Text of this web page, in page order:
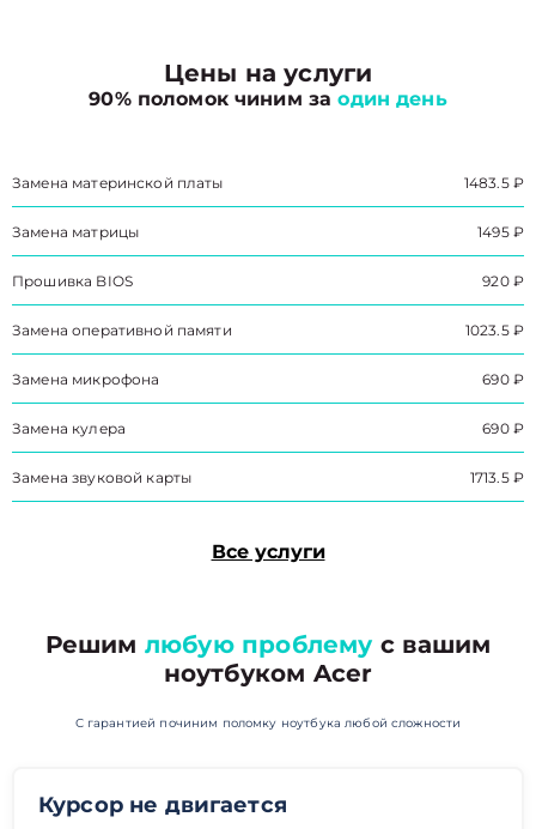
Цены на услуги
90% поломок чиним заодин день
Замена материнской платы 1483.5 ₽
Замена матрицы 1495 ₽
Прошивка BIOS 920 ₽
Замена оперативной памяти 1023.5 ₽
Замена микрофона 690 ₽
Замена кулера 690 ₽
Замена звуковой карты 1713.5 ₽
Все услуги
Решим любую проблему с вашим
ноутбуком Acer
С гарантией починим поломку ноутбука любой сложности
Курсор не двигается